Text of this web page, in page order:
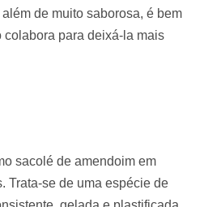
de muito saborosa, é bem
colabora para deixá-la mais
sacolé de amendoim em
Trata-se de uma espécie de